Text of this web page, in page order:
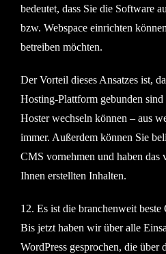
bedeutet, dass Sie die Software
bzw. Webspace einrichten
betreiben möchten.
Der Vorteil dieses Ansatzes ist,
Hosting-Plattform gebunden
Hoster wechseln können – aus
immer. Außerdem können Sie
CMS vornehmen und haben das
Ihnen erstellten Inhalten.
12. Es ist die branchenweit
Bis jetzt haben wir über alle
WordPress gesprochen, die über